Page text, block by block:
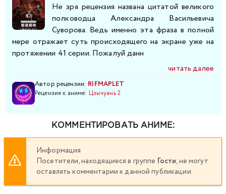
Не зря рецензия названа цитатой великого
полководца Александра Васильевича
Суворова. Ведь именно эта фраза в полной
мере отражает суть происходящего на экране уже на
протяжении 41 серии. Пожалуй данн
читать далее
Автор рецензии: RIFMAPLET
Рецензия к аниме: Цзычуань 2
КОММЕНТИРОВАТЬ АНИМЕ:
Информация
Посетители, находящиеся в группе Гости, не могут
оставлять комментарии к данной публикации.